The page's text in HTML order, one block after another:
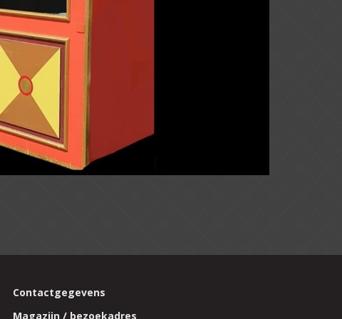
Contactgegevens
Magazijn / bezoekadres